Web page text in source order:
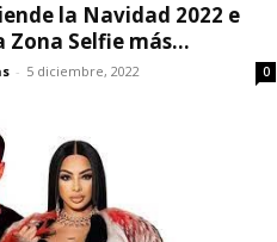
la Navidad 2022 e
Zona Selfie más...
- 5 diciembre, 2022 0